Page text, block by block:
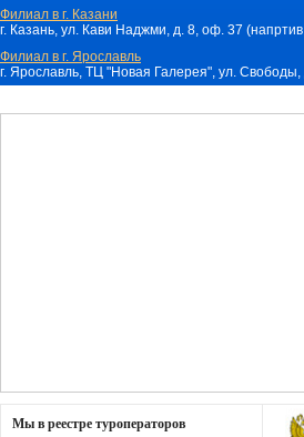
Филиал в г. Казани
г. Казань, ул. Кави Наджми, д. 8, оф. 37
Филиал в г. Ярославль
г. Ярославль, ТЦ "Новая Галерея", ул.
Мы в реестре туроператоров